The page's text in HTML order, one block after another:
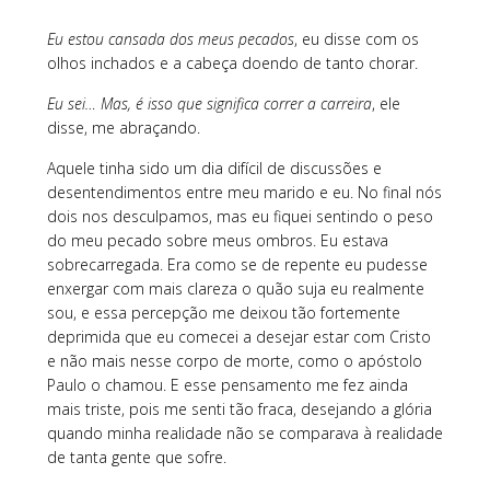
BLOG
FRUTÍFERAS
Eu estou cansada dos meus pecados, eu disse com os
olhos inchados e a cabeça doendo de tanto chorar.
Eu sei… Mas, é isso que significa correr a carreira, ele
disse, me abraçando.
Aquele tinha sido um dia difícil de discussões e
desentendimentos entre meu marido e eu. No final nós
dois nos desculpamos, mas eu fiquei sentindo o peso
do meu pecado sobre meus ombros. Eu estava
sobrecarregada. Era como se de repente eu pudesse
enxergar com mais clareza o quão suja eu realmente
sou, e essa percepção me deixou tão fortemente
deprimida que eu comecei a desejar estar com Cristo
e não mais nesse corpo de morte, como o apóstolo
Paulo o chamou. E esse pensamento me fez ainda
mais triste, pois me senti tão fraca, desejando a glória
quando minha realidade não se comparava à realidade
de tanta gente que sofre.